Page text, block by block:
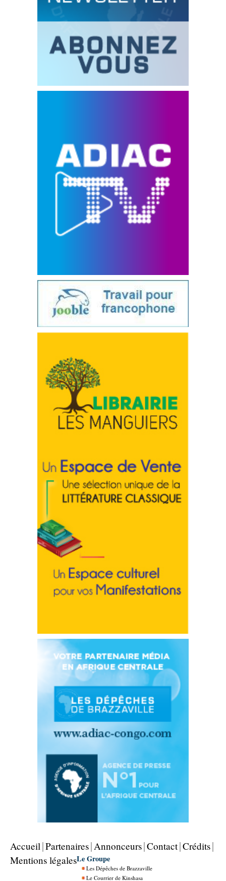
Accueil Partenaires Annonceurs Contact Crédits
Mentions légalesLe Groupe
Les Dépêches de Brazzaville
Le Courrier de Kinshasa